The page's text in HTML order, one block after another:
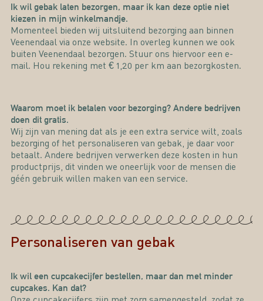
Ik wil gebak laten bezorgen, maar ik kan deze optie niet
kiezen in mijn winkelmandje.
Momenteel bieden wij uitsluitend bezorging aan binnen
Veenendaal via onze website. In overleg kunnen we ook
buiten Veenendaal bezorgen. Stuur ons hiervoor een e-
mail. Hou rekening met € 1,20 per km aan bezorgkosten.
Waarom moet ik betalen voor bezorging? Andere bedrijven
doen dit gratis.
Wij zijn van mening dat als je een extra service wilt, zoals
bezorging of het personaliseren van gebak, je daar voor
betaalt. Andere bedrijven verwerken deze kosten in hun
productprijs, dit vinden we oneerlijk voor de mensen die
géén gebruik willen maken van een service.
Personaliseren van gebak
Ik wil een cupcakecijfer bestellen, maar dan met minder
cupcakes. Kan dat?